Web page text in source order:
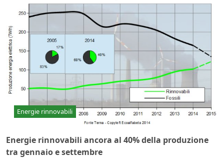
Energie rinnovabili
Energie rinnovabili ancora al 40% della produzione
tra gennaio e settembre